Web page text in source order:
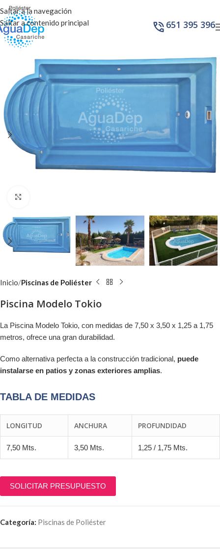
Saltar a la navegación
Saltar a contenido principal
651 395 396
Inicio Piscinas de Poliéster
Piscina Modelo Tokio
La Piscina Modelo Tokio, con medidas de 7,50 x 3,50 x 1,25 a 1,75
metros, ofrece una gran durabilidad.
Como alternativa perfecta a la construcción tradicional, puede
instalarse en patios y zonas exteriores amplias.
TABLA DE MEDIDAS
LONGITUD ANCHURA PROFUNDIDAD
7,50 Mts. 3,50 Mts. 1,25 / 1,75 Mts.
SOLICITAR PRESUPUESTO
Categoría: Piscinas de Poliéster